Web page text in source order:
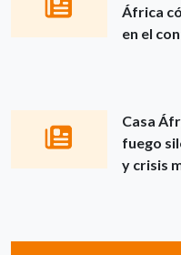
África
en el
Casa
fuego
y crisis